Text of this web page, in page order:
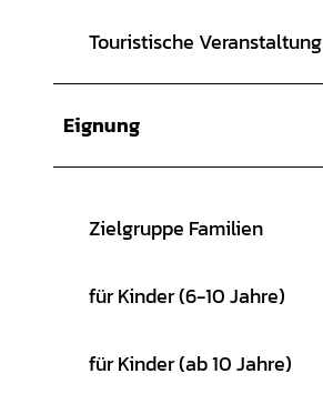
Touristische Veranstaltung
Eignung
Zielgruppe Familien
für Kinder (6-10 Jahre)
für Kinder (ab 10 Jahre)